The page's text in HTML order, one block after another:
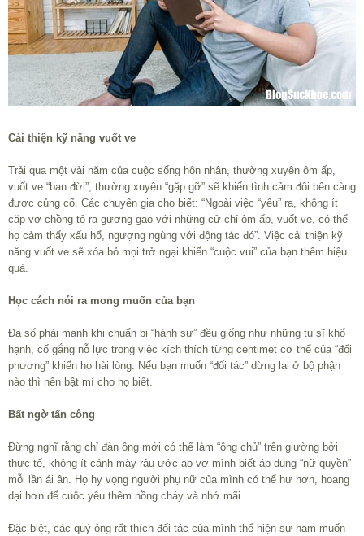
Cải thiện kỹ năng vuốt ve
Trải qua một vài năm của cuộc sống hôn nhân, thường xuyên ôm ấp,
vuốt ve “bạn đời”, thường xuyên “gặp gỡ” sẽ khiến tình cảm đôi bên càng
được củng cố. Các chuyên gia cho biết: “Ngoài việc “yêu” ra, không ít
cặp vợ chồng tỏ ra gượng gạo với những cử chỉ ôm ấp, vuốt ve, có thể
họ cảm thấy xấu hổ, ngượng ngùng với động tác đó”. Việc cải thiện kỹ
năng vuốt ve sẽ xóa bỏ mọi trở ngại khiến “cuộc vui” của bạn thêm hiệu
quả.
Học cách nói ra mong muốn của bạn
Đa số phái mạnh khi chuẩn bị “hành sự” đều giống như những tu sĩ khổ
hạnh, cố gắng nỗ lực trong việc kích thích từng centimet cơ thể của “đối
phương” khiến họ hài lòng. Nếu bạn muốn “đối tác” dừng lại ở bộ phận
nào thì nên bật mí cho họ biết.
Bất ngờ tấn công
Đừng nghĩ rằng chỉ đàn ông mới có thể làm “ông chủ” trên giường bởi
thực tế, không ít cánh mày râu ước ao vợ mình biết áp dụng “nữ quyền”
mỗi lần ái ân. Họ hy vọng người phụ nữ của mình có thể hư hơn, hoang
dại hơn để cuộc yêu thêm nồng cháy và nhớ mãi.
Đặc biệt, các quý ông rất thích đối tác của mình thể hiện sự ham muốn